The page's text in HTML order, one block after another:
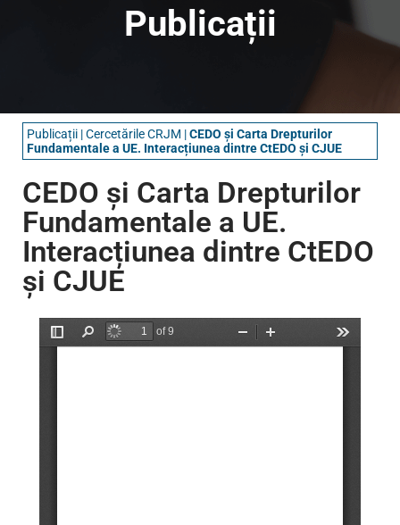
Publicații
Publicații |Cercetările CRJM |CEDO și Carta Drepturilor
Fundamentale a UE. Interacțiunea dintre CtEDO și CJUE
CEDO și Carta Drepturilor
Fundamentale a UE.
Interacțiunea dintre CtEDO
și CJUE